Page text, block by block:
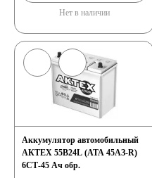
Нет в наличии
Аккумулятор автомобильный
АКТЕХ 55B24L (АТА 45АЗ-R)
6СТ-45 Ач обр.